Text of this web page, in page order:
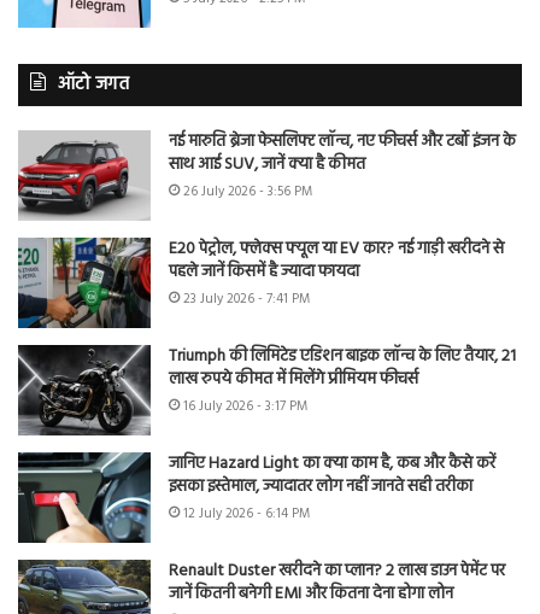
ऑटो जगत
नई मारुति ब्रेजा फेसलिफ्ट लॉन्च, नए फीचर्स और टर्बो इंजन के
साथ आई SUV, जानें क्या है कीमत
26 July 2026 - 3:56 PM
E20 पेट्रोल, फ्लेक्स फ्यूल या EV कार? नई गाड़ी खरीदने से
पहले जानें किसमें है ज्यादा फायदा
23 July 2026 - 7:41 PM
Triumph की लिमिटेड एडिशन बाइक लॉन्च के लिए तैयार, 21
लाख रुपये कीमत में मिलेंगे प्रीमियम फीचर्स
16 July 2026 - 3:17 PM
जानिए Hazard Light का क्या काम है, कब और कैसे करें
इसका इस्तेमाल, ज्यादातर लोग नहीं जानते सही तरीका
12 July 2026 - 6:14 PM
Renault Duster खरीदने का प्लान? 2 लाख डाउन पेमेंट पर
जानें कितनी बनेगी EMI और कितना देना होगा लोन